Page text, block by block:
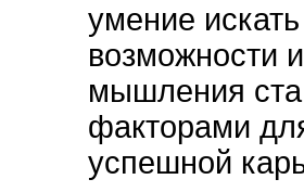
умение
возможности
мышления
факторами
успешной